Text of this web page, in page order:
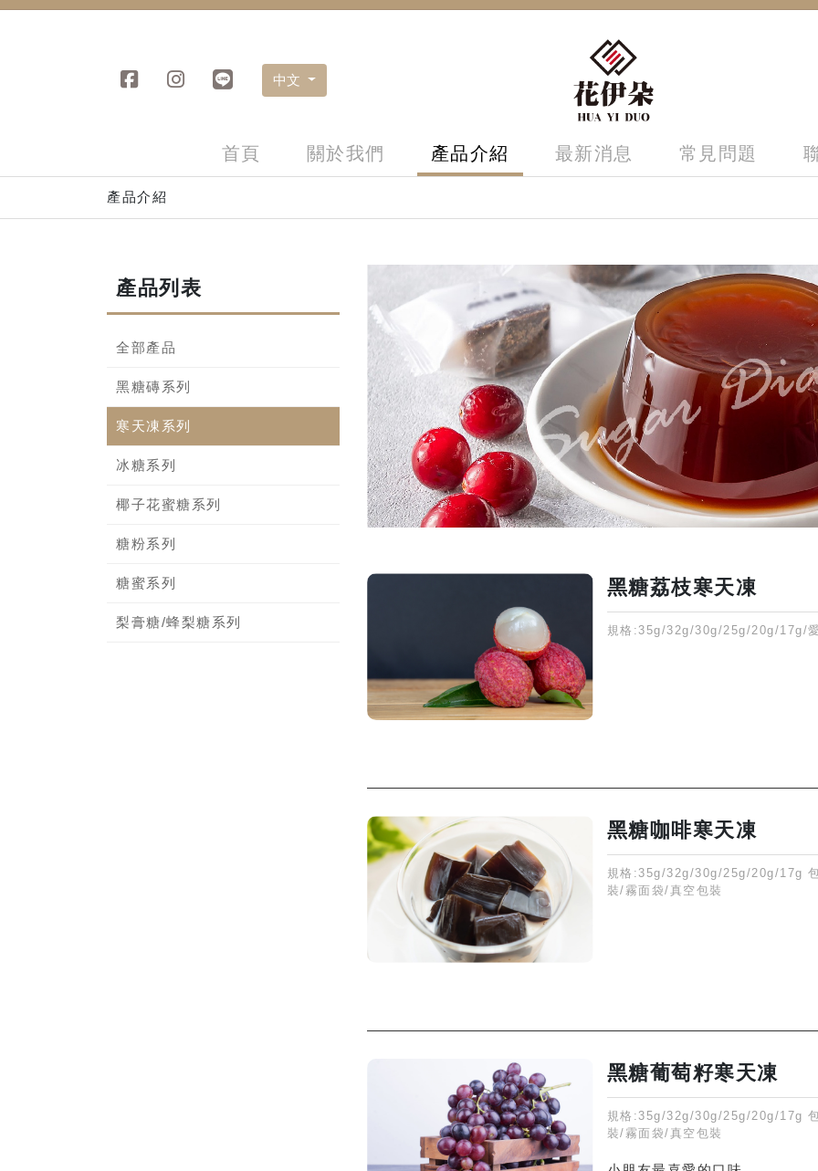
中文
首頁 關於我們 產品介紹 最新消息 常見問題
產品介紹
產品列表
全部產品
黑糖磚系列
寒天凍系列
冰糖系列
椰子花蜜糖系列
糖粉系列
糖蜜系列
梨膏糖/蜂梨糖系列
黑糖荔枝寒天凍
規格:35g/32g/30g/25g/20g/17g/
黑糖咖啡寒天凍
規格:35g/32g/30g/25g/20g/17g
裝/霧面袋/真空包裝
黑糖葡萄籽寒天凍
規格:35g/32g/30g/25g/20g/17g
裝/霧面袋/真空包裝